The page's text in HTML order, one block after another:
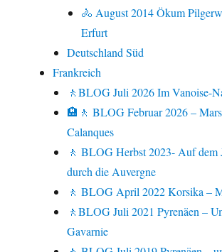
🚴 August 2014 Ökum
Erfurt
Deutschland Süd
Frankreich
🚶BLOG Juli 2026 Im Vanoise-
🏨🚶 BLOG Februar 2026 –
Calanques
🚶 BLOG Herbst 2023- Auf dem
durch die Auvergne
🚶 BLOG April 2022 Korsika –
🚶BLOG Juli 2021 Pyrenäen –
Gavarnie